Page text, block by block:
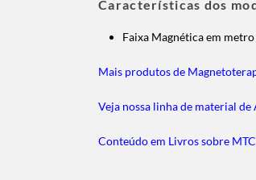
Características dos
Faixa Magnética em
Mais produtos de
Veja nossa linha de material
Conteúdo em Livros sobre MTC